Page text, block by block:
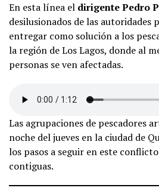
En esta línea el dirigente Pedro
desilusionados de las autoridades
entregar como solución a los
la región de Los Lagos, donde al
personas se ven afectadas.
Las agrupaciones de pescadores
noche del jueves en la ciudad de
los pasos a seguir en este
contiguas.